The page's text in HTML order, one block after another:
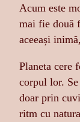
Acum este
mai fie două
aceeași
Planeta cere
corpul lor.
doar prin
ritm cu